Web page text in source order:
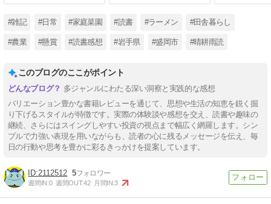
#雑記 #日常 #家庭菜園 #読書 #ラーメン #田舎暮らし
#農業 #懸賞 #読書感想 #岩手県 #盛岡市 #晴耕雨読
このブログのここがポイント
多ジャンルにわたる深い洞察と実践的な感想
バリエーション豊かな書籍レビューを通じて、思想や生活の知恵を鋭く掘
り下げるスタイルが特徴です。実際の体験談や感想を交え、読書や趣味の
継続、さらにはスイングしやすい投資の視点まで幅広く網羅します。シン
プルで力強い表現を用いながらも、読者の心に残るメッセージを伝え、毎
日の行動や思考を豊かに彩るきっかけを提案しています。
2112512 5
週間IN:0 週間OUT:42 月間IN:3